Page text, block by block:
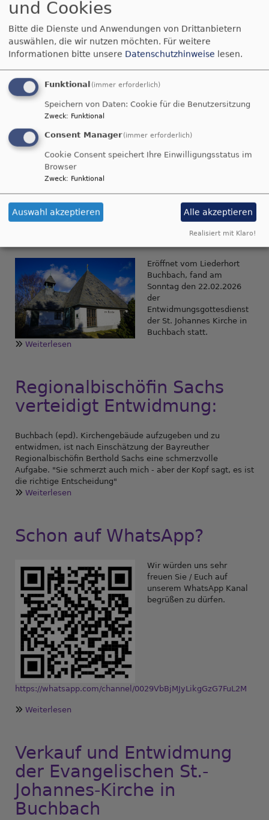
Bildrechte TTT
Unter erschwerten
Bedingungen der
aus der St.-Johannes
Kirche in Buchbach
ausgebaut und zur
die Gemeinde Steinbach am Wald übergeben.
Weiterlesen über
Glockenausbau
St.-
Buchbach
Entwidmungsgottesdienst
der St. Johannes Kirche in
Eröffnet vom Liederhort
Buchbach, fand am
Sonntag den 22.02.2026
der
Entwidmungsgottesdienst
der St. Johannes Kirche in
Buchbach statt.
Weiterlesen
Johannes
Kirche
in
Regionalbischöfin Sachs
verteidigt Entwidmung:
Buchbach (epd). Kirchengebäude aufzugeben und zu
entwidmen, ist nach Einschätzung der Bayreuther
Regionalbischöfin Berthold Sachs eine schmerzvolle
Aufgabe. "Sie schmerzt auch mich - aber der Kopf sagt, es ist
die richtige Entscheidung"
Weiterlesen
verteidigt
Entwidmung:
Schon auf WhatsApp?
Wir würden uns sehr
freuen Sie / Euch auf
unserem WhatsApp Kanal
begrüßen zu dürfen.
https://whatsapp.com/channel/0029VbBjMJyLikgGzG7FuL2M
Weiterlesen
WhatsApp?
Verkauf und Entwidmung
der Evangelischen St.-
Johannes-Kirche in
Buchbach
und Cookies
Bitte die Dienste und Anwendungen von Drittanbietern
auswählen, die wir nutzen möchten. Für weitere
Informationen bitte unsere Datenschutzhinweise lesen.
Funktional (immer erforderlich)
Speichern von Daten: Cookie für die Benutzersitzung
Zweck: Funktional
Consent Manager (immer erforderlich)
Cookie Consent speichert Ihre Einwilligungsstatus im
Browser
Zweck: Funktional
Auswahl akzeptieren Alle akzeptieren
Realisiert mit Klaro!